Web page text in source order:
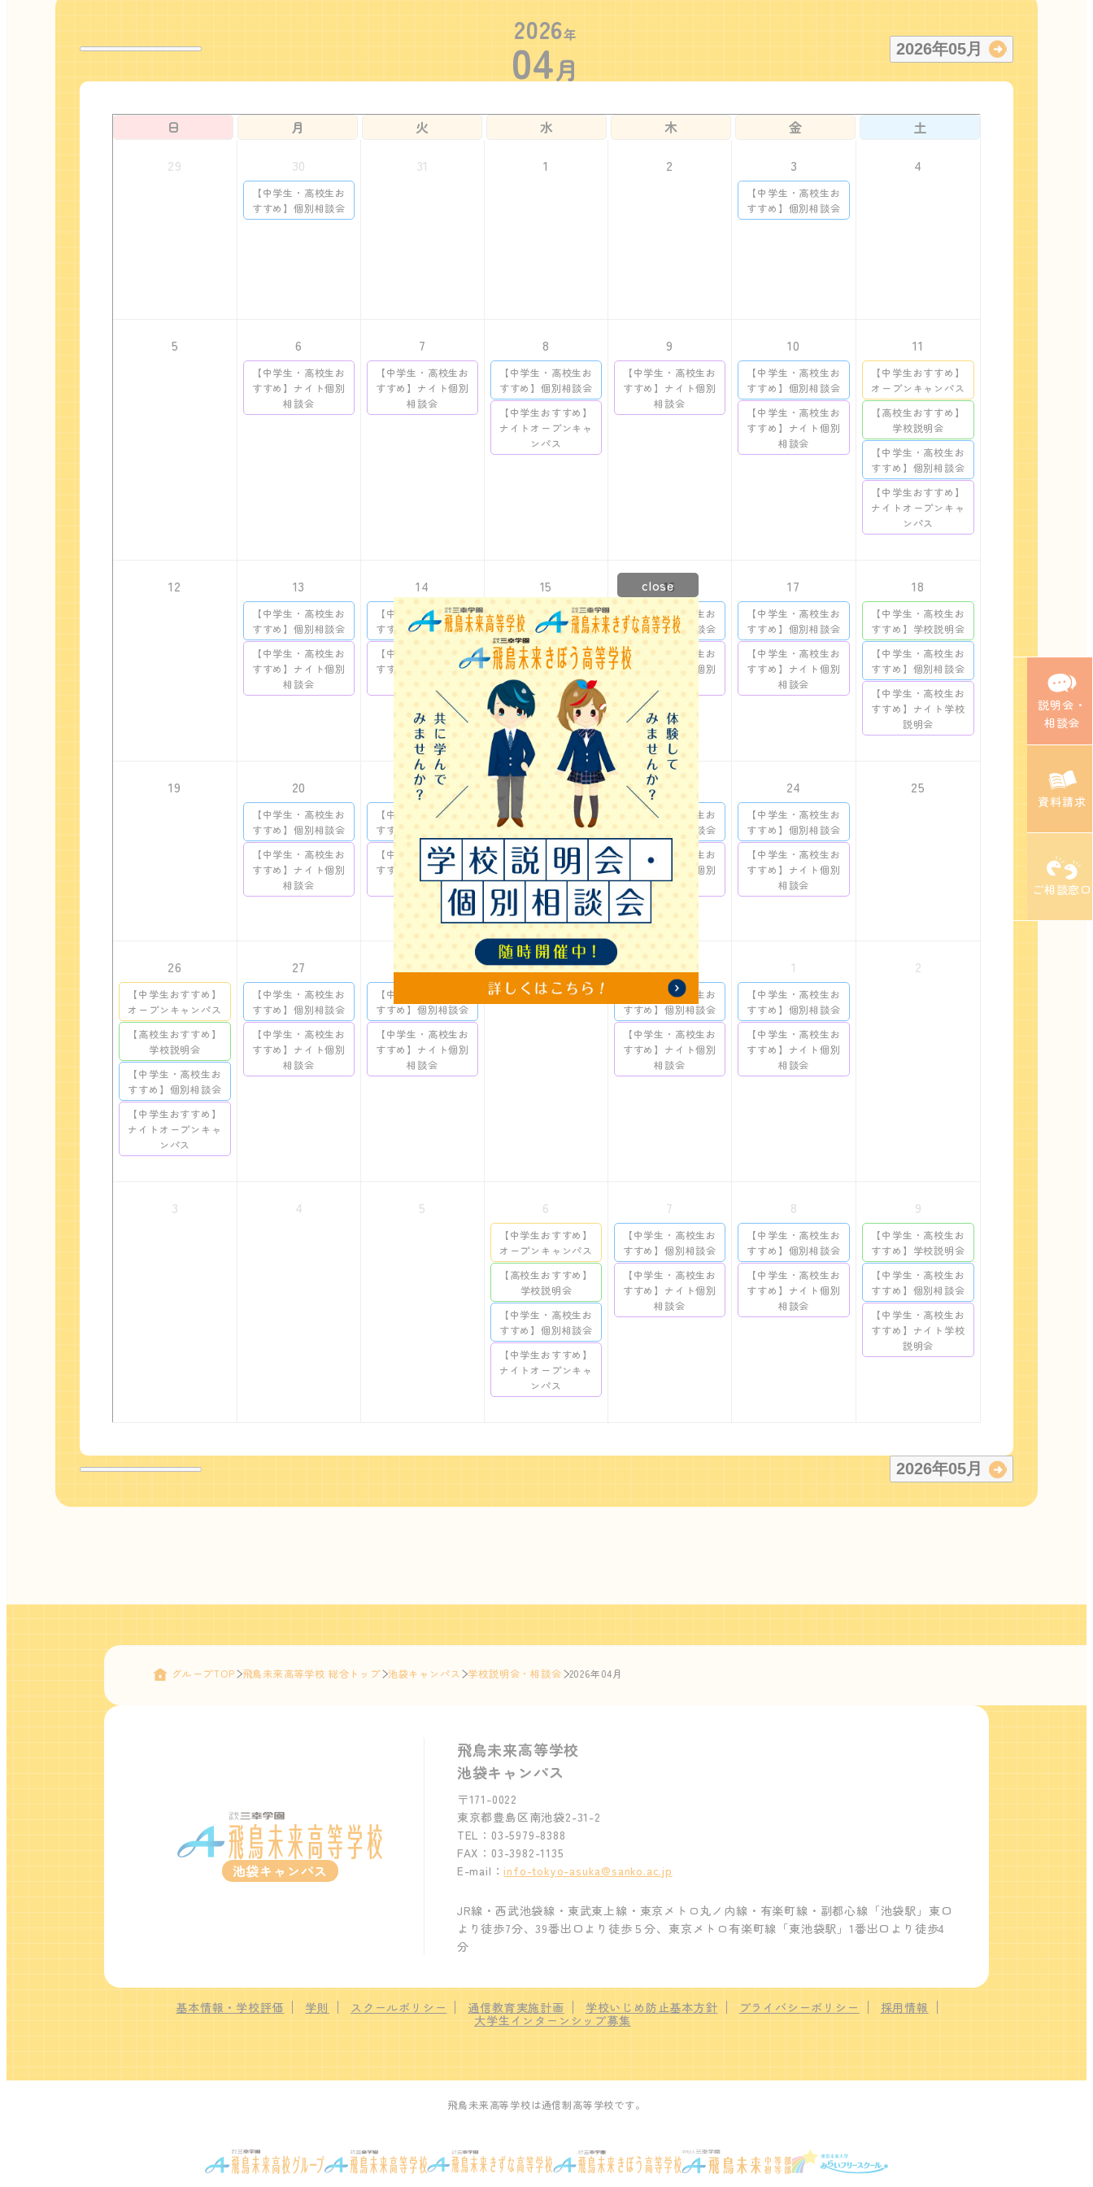
2026年
04月
2026年05月
日 月 火 水 木 金
土
29
30
【中学生・高校生お
すすめ】個別相談会
31 1 2 3
【中学生・高校生お
すすめ】個別相談会
4
5 6
【中学生・高校生お
すすめ】ナイト個別
相談会
7
【中学生・高校生お
すすめ】ナイト個別
相談会
8
【中学生・高校生お
すすめ】個別相談会
【中学生おすすめ】
ナイトオープンキャ
ンパス
9
【中学生・高校生お
すすめ】ナイト個別
相談会
10
【中学生・高校生お
すすめ】個別相談会
【中学生・高校生お
すすめ】ナイト個別
相談会
11
【中学生おすすめ】
オープンキャンパス
【高校生おすすめ】
学校説明会
【中学生・高校生お
すすめ】個別相談会
【中学生おすすめ】
ナイトオープンキャ
ンパス
12 13
【中学生・高校生お
すすめ】個別相談会
【中学生・高校生お
すすめ】ナイト個別
相談会
14
【中学生・高校生お
すすめ】個別相談会
【中学生・高校生お
すすめ】ナイト個別
相談会
15
【中学生・高校生お
すすめ】個別相談会
【中学生おすすめ】
ナイトオープンキャ
ンパス
16
【中学生・高校生お
すすめ】個別相談会
【中学生・高校生お
すすめ】ナイト個別
相談会
17
【中学生・高校生お
すすめ】個別相談会
【中学生・高校生お
すすめ】ナイト個別
相談会
18
【中学生・高校生お
すすめ】学校説明会
【中学生・高校生お
すすめ】個別相談会
【中学生・高校生お
すすめ】ナイト学校
説明会
19 20
【中学生・高校生お
すすめ】個別相談会
【中学生・高校生お
すすめ】ナイト個別
相談会
21
【中学生・高校生お
すすめ】個別相談会
【中学生・高校生お
すすめ】ナイト個別
相談会
22
【中学生・高校生お
すすめ】個別相談会
【中学生おすすめ】
ナイトオープンキャ
ンパス
23
【中学生・高校生お
すすめ】個別相談会
【中学生・高校生お
すすめ】ナイト個別
相談会
24
【中学生・高校生お
すすめ】個別相談会
【中学生・高校生お
すすめ】ナイト個別
相談会
25
26
【中学生おすすめ】
オープンキャンパス
【高校生おすすめ】
学校説明会
【中学生・高校生お
すすめ】個別相談会
【中学生おすすめ】
ナイトオープンキャ
ンパス
27
【中学生・高校生お
すすめ】個別相談会
【中学生・高校生お
すすめ】ナイト個別
相談会
28
【中学生・高校生お
すすめ】個別相談会
【中学生・高校生お
すすめ】ナイト個別
相談会
29 30
【中学生・高校生お
すすめ】個別相談会
【中学生・高校生お
すすめ】ナイト個別
相談会
1
【中学生・高校生お
すすめ】個別相談会
【中学生・高校生お
すすめ】ナイト個別
相談会
2
3 4 5 6
【中学生おすすめ】
オープンキャンパス
【高校生おすすめ】
学校説明会
【中学生・高校生お
すすめ】個別相談会
【中学生おすすめ】
ナイトオープンキャ
ンパス
7
【中学生・高校生お
すすめ】個別相談会
【中学生・高校生お
すすめ】ナイト個別
相談会
8
【中学生・高校生お
すすめ】個別相談会
【中学生・高校生お
すすめ】ナイト個別
相談会
9
【中学生・高校生お
すすめ】学校説明会
【中学生・高校生お
すすめ】個別相談会
【中学生・高校生お
すすめ】ナイト学校
説明会
2026年05月
説明会・
相談会
資料請求
ご相談窓口
グループTOP 飛鳥未来高等学校 総合トップ 池袋キャンパス 学校説明会・相談会 2026年04月
池袋キャンパス
飛鳥未来高等学校
池袋キャンパス
〒171-0022
東京都豊島区南池袋2-31-2
TEL：03-5979-8388
FAX：03-3982-1135
E-mail：info-tokyo-asuka@sanko.ac.jp
JR線・西武池袋線・東武東上線・東京メトロ丸ノ内線・有楽町線・副都心線「池袋駅」東口
より徒歩7分、39番出口より徒歩５分、東京メトロ有楽町線「東池袋駅」1番出口より徒歩4
分
基本情報・学校評価 学則 スクールポリシー 通信教育実施計画 学校いじめ防止基本方針 プライバシーポリシー
採用情報
大学生インターンシップ募集
飛鳥未来高等学校は通信制高等学校です。
close